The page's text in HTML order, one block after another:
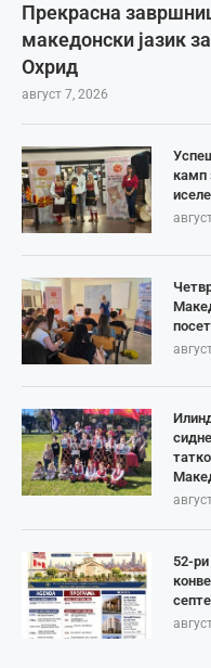
Прекрасна
македонски јазик
Охрид
август 7, 2026
камп
52-